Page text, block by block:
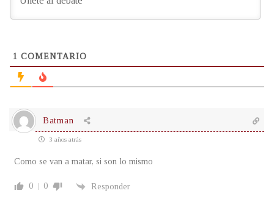
1 COMENTARIO
Batman
3 años atrás
Como se van a matar, si son lo mismo
0 0 Responder